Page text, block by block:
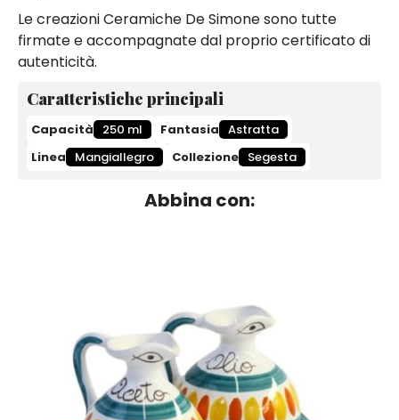
Le creazioni Ceramiche De Simone sono tutte
firmate e accompagnate dal proprio certificato di
autenticità.
Caratteristiche principali
Capacità 250 ml Fantasia Astratta
Linea
Mangiallegro Collezione Segesta
Abbina con: